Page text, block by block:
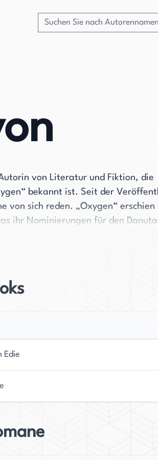
von Literatur und Fiktion, die
bekannt ist. Seit der
von sich reden. „Oxygen“ erschien
ihr Nominierungen für den
Directions in Canadian Fiction“. Ihre
dazu geführt, dass sie zu einer
vielseitige akademische
Sie lebt derzeit in Vancouver,
tätig ist. Mit ihrem
etabliert Lyon sich
Engagement und ihr Ehrgeiz, ihr
in kreativem Schreiben,
Edie